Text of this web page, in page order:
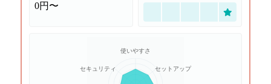
0円〜
使いやすさ
セットアップ
セキュリティ